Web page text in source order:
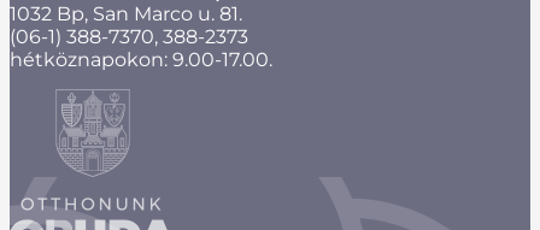
1032 Bp, San Marco u. 81.
(06-1) 388-7370, 388-2373
hétköznapokon: 9.00-17.00.